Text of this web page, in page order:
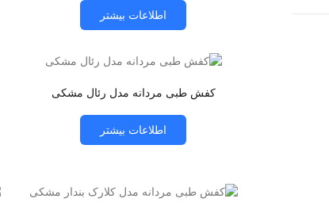
اطلاعات بیشتر
کفش طبی مردانه مدل رئال مشکی
اطلاعات بیشتر